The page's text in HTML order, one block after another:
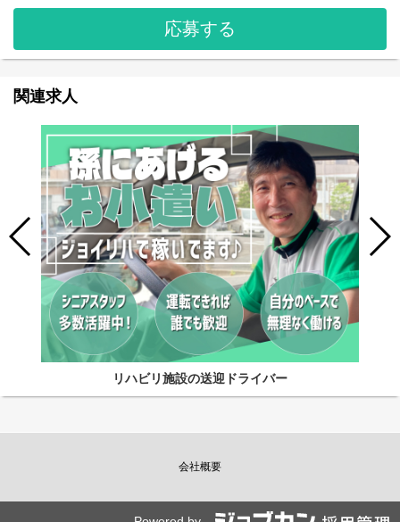
応募する
関連求人
リハビリ施設の送迎ドライバー
会社概要